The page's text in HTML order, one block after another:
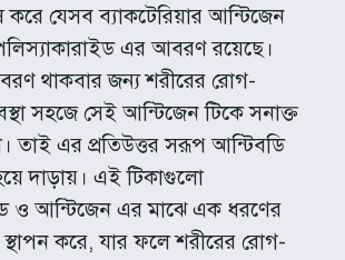
করে যেসব ব্যাকটেরিয়ার আন্টিজেন
এর আবরণ রয়েছে।
থাকবার জন্য শরীরের রোগ-
সহজে সেই আন্টিজেন টিকে সনাক্ত
তাই এর প্রতিউত্তর সরূপ আন্টিবডি
দাড়ায়। এই টিকাগুলো
ও আন্টিজেন এর মাঝে এক ধরণের
স্থাপন করে, যার ফলে শরীরের রোগ-